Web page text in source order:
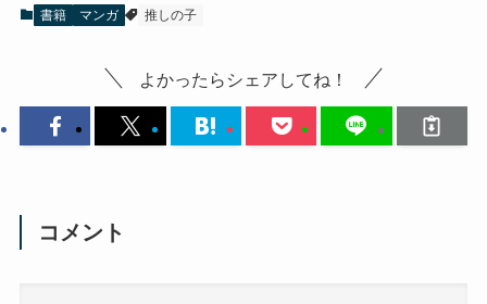
書籍 マンガ 推しの子
よかったらシェアしてね！
コメント